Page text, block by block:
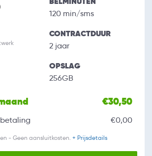
120 min/sms
CONTRACTDUUR
2 jaar
OPSLAG
256GB
€30,50
€0,00
- Geen aansluitkosten. + Prijsdetails